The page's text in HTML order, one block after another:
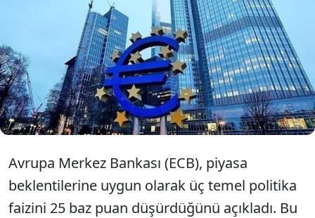
Avrupa Merkez Bankası (ECB) yaptığı
açıklamada 25 puanlık faiz indirimine
gittiğini kamuoyu ile paylaştı
Avrupa Merkez Bankası (ECB), piyasa
beklentilerine uygun olarak üç temel politika
faizini 25 baz puan düşürdüğünü açıkladı. Bu